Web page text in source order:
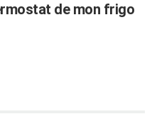
de mon frigo